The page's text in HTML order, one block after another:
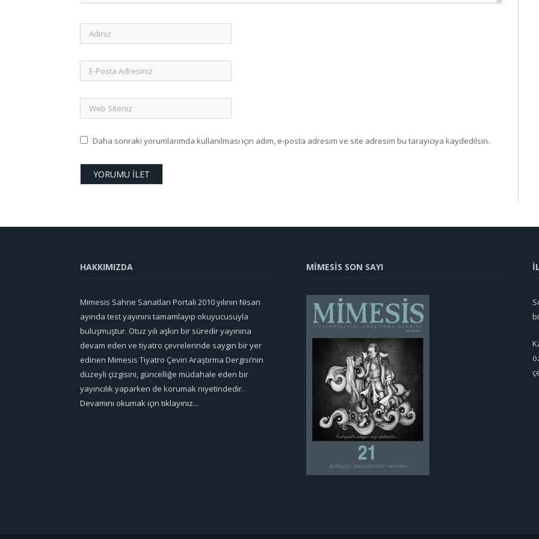
Daha sonraki yorumlarımda kullanılması için adım, e-posta adresim ve site adresim bu tarayıcıya kaydedilsin.
HAKKIMIZDA
Mimesis Sahne Sanatları Portali 2010 yılının Nisan
ayında test yayınını tamamlayıp okuyucusuyla
buluşmuştur. Otuz yılı aşkın bir süredir yayınına
devam eden ve tiyatro çevrelerinde saygın bir yer
edinen Mimesis Tiyatro Çeviri Araştırma Dergisi’nin
düzeyli çizgisini, güncelliğe müdahale eden bir
yayıncılık yaparken de korumak niyetindedir.
Devamını okumak için tıklayınız...
MİMESİS SON SAYI